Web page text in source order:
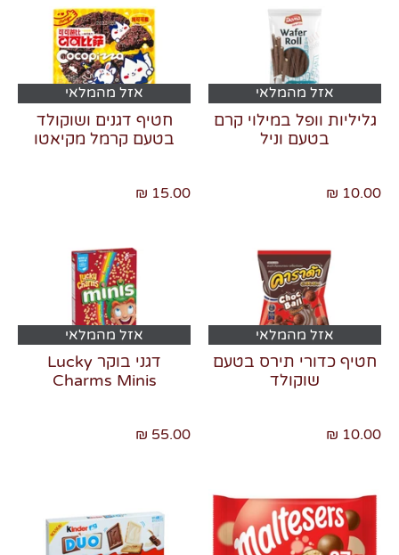
אזל מהמלאי
גליליות וופל במילוי קרם
בטעם וניל
10.00 ₪
אזל מהמלאי
חטיף דגנים ושוקולד
בטעם קרמל מקיאטו
15.00 ₪
אזל מהמלאי
חטיף כדורי תירס בטעם
שוקולד
10.00 ₪
אזל מהמלאי
דגני בוקר Lucky
Charms Minis
55.00 ₪